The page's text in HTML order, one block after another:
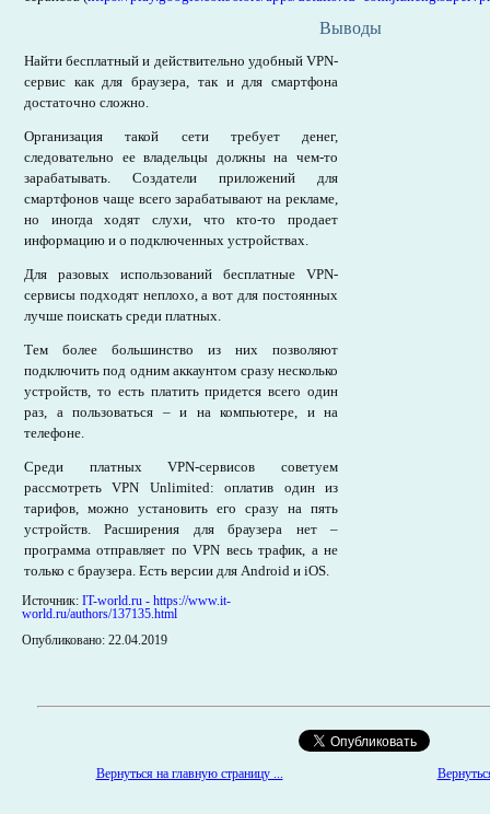
Выводы
Найти бесплатный и действительно удобный VPN-
сервис как для браузера, так и для смартфона
достаточно сложно.
Организация такой сети требует денег,
следовательно ее владельцы должны на чем-то
зарабатывать. Создатели приложений для
смартфонов чаще всего зарабатывают на рекламе,
но иногда ходят слухи, что кто-то продает
информацию и о подключенных устройствах.
Для разовых использований бесплатные VPN-
сервисы подходят неплохо, а вот для постоянных
лучше поискать среди платных.
Тем более большинство из них позволяют
подключить под одним аккаунтом сразу несколько
устройств, то есть платить придется всего один
раз, а пользоваться – и на компьютере, и на
телефоне.
Среди платных VPN-сервисов советуем
рассмотреть VPN Unlimited: оплатив один из
тарифов, можно установить его сразу на пять
устройств. Расширения для браузера нет –
программа отправляет по VPN весь трафик, а не
только с браузера. Есть версии для Android и iOS.
Источник: IT-world.ru - https://www.it-
world.ru/authors/137135.html
Опубликовано: 22.04.2019